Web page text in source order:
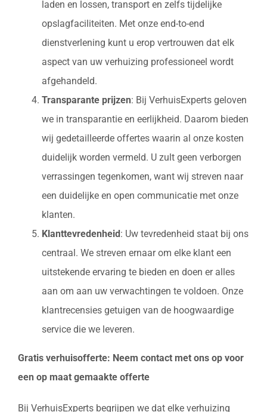
laden en lossen, transport en zelfs tijdelijke
opslagfaciliteiten. Met onze end-to-end
dienstverlening kunt u erop vertrouwen dat elk
aspect van uw verhuizing professioneel wordt
afgehandeld.
Transparante prijzen: Bij VerhuisExperts geloven
we in transparantie en eerlijkheid. Daarom bieden
wij gedetailleerde offertes waarin al onze kosten
duidelijk worden vermeld. U zult geen verborgen
verrassingen tegenkomen, want wij streven naar
een duidelijke en open communicatie met onze
klanten.
Klanttevredenheid : Uw tevredenheid staat bij ons
centraal. We streven ernaar om elke klant een
uitstekende ervaring te bieden en doen er alles
aan om aan uw verwachtingen te voldoen. Onze
klantrecensies getuigen van de hoogwaardige
service die we leveren.
Gratis verhuisofferte: Neem contact met ons op voor
een op maat gemaakte offerte
Bij VerhuisExperts begrijpen we dat elke verhuizing